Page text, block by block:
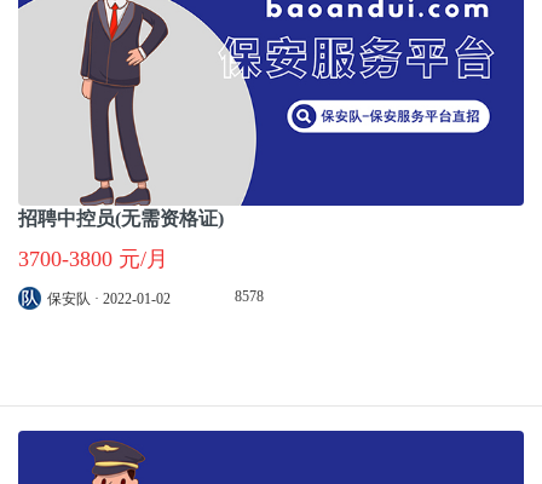
招聘中控员(无需资格证)
3700-3800 元/月
保安队 · 2022-01-02 8578